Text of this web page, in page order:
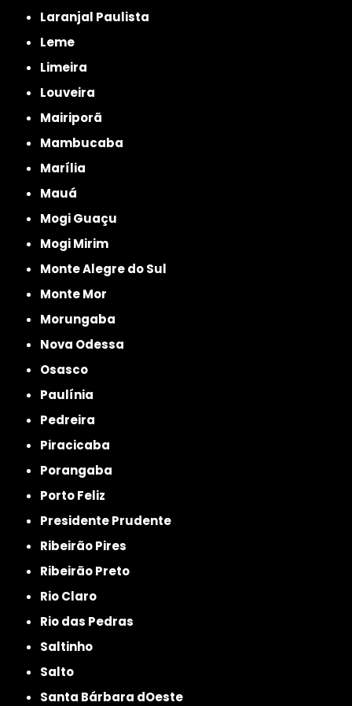
Laranjal Paulista
Leme
Limeira
Louveira
Mairiporã
Mambucaba
Marília
Mauá
Mogi Guaçu
Mogi Mirim
Monte Alegre do Sul
Monte Mor
Morungaba
Nova Odessa
Osasco
Paulínia
Pedreira
Piracicaba
Porangaba
Porto Feliz
Presidente Prudente
Ribeirão Pires
Ribeirão Preto
Rio Claro
Rio das Pedras
Saltinho
Salto
Santa Bárbara dOeste